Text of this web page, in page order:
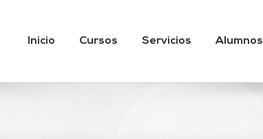
Inicio Cursos Servicios Alumnos